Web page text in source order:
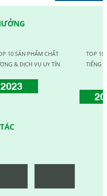
10 SẢN PHẨM CHẤT
& DỊCH VỤ UY TÍN
2023
TOP 10
TIẾNG